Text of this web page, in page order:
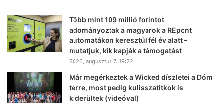
Több mint 109 millió forintot
adományoztak a magyarok a REpont
automatákon keresztül fél év alatt –
mutatjuk, kik kapják a támogatást
2026, augusztus 7. 19:22
Már megérkeztek a Wicked díszletei a Dóm
térre, most pedig kulisszatitkok is
kiderültek (videóval)